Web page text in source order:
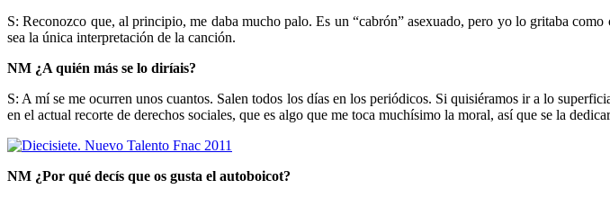
S: Reconozco que, al principio, me daba mucho palo. Es un “cabrón” asexuado, pero yo lo gritaba
sea la única interpretación de la canción.
NM ¿A quién más se lo diríais?
S: A mí se me ocurren unos cuantos. Salen todos los días en los periódicos. Si quisiéramos ir a lo
en el actual recorte de derechos sociales, que es algo que me toca muchísimo la moral, así que se la
NM ¿Por qué decís que os gusta el autoboicot?